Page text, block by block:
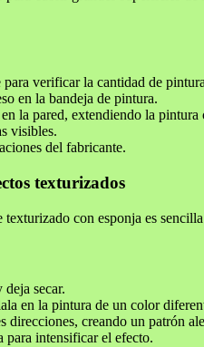
verificar la cantidad de
en la bandeja de pintura.
la pared, extendiendo la
visibles.
del fabricante.
texturizados
texturizado con esponja es
secar.
en la pintura de un color
direcciones, creando un patrón
para intensificar el efecto.